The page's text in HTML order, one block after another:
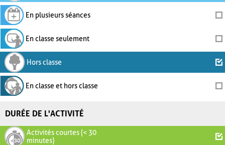
En plusieurs séances
En classe seulement
Hors classe
En classe et hors classe
DURÉE DE L'ACTIVITÉ
Activités courtes (< 30
minutes)